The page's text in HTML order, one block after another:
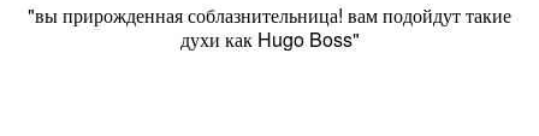
"вы прирожденная соблазнительница! вам подойдут такие
духи как Hugo Boss"